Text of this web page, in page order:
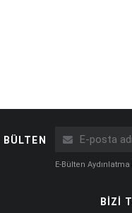
BÜLTEN
E-Bülten
BİZİ